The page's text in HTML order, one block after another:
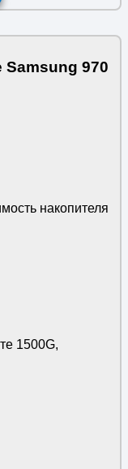
Samsung 970
накопителя
1500G,